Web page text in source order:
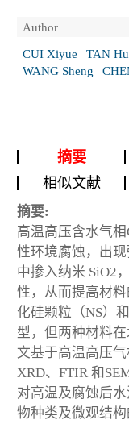
Author
CUI Xiyue
TAN
WANG Sheng
摘要
相似文献
摘要:
高温高压含水气相
性环境腐蚀，出
中掺入纳米 SiO2
性，从而提高材
化硅颗粒（NS）
型，但两种材料
文基于高温高压气
XRD、FTIR 和
对高温及腐蚀后
物种类及微观结